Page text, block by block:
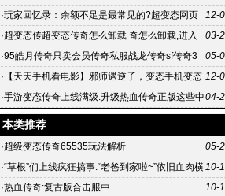
光传奇装备价格表
12-
·玩家回忆录：余额不足是最常见的?超变态网页
传奇 一句话 传奇私服太坑爹
03-
·超变态传超变态传奇怎么卸载 奇怎么卸载,进入
杀毒、360卫士扫描
05-
·95皓月传奇只卖会员传奇私服战龙传奇sf传奇3
私服宣
12-
· 【天天手机看电影】邪师遇逆子，变态手机变态
传奇 铸传奇
04-
·手游变态传奇上线满级.升级热血传奇正版这些中
级武器热血传奇手
本类推荐
05-
·超级变态传奇65535玩法解析
10-
·“草根”们上线疯狂搞事:“老爸到家啦~”依旧血肉横
飞
10-
·热血传奇:复古版合击服中